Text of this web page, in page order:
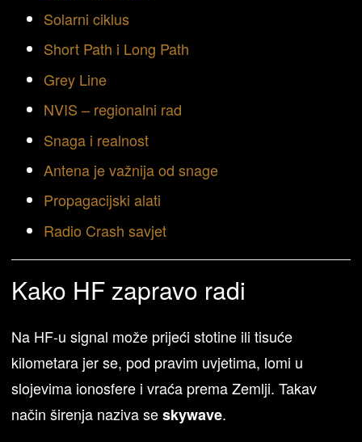
Solarni ciklus
Short Path i Long Path
Grey Line
NVIS – regionalni rad
Snaga i realnost
Antena je važnija od snage
Propagacijski alati
Radio Crash savjet
Kako HF zapravo radi
Na HF-u signal može prijeći stotine ili tisuće
kilometara jer se, pod pravim uvjetima, lomi u
slojevima ionosfere i vraća prema Zemlji. Takav
način širenja naziva seskywave.